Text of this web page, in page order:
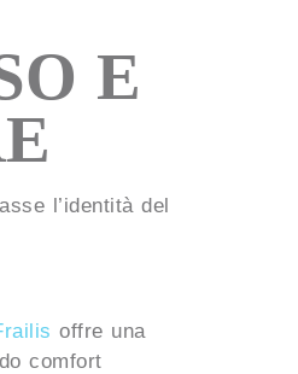
E
l’identità del
offre una
comfort